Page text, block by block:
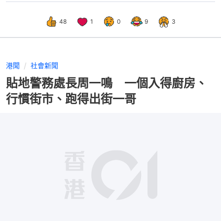
48 1 0 9 3
港聞 社會新聞
貼地警務處長周一鳴 一個入得廚房、
行慣街市、跑得出街一哥